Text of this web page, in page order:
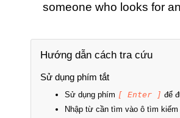
someone who looks for
Hướng dẫn cách tra cứu
Sử dụng phím tắt
Sử dụng phím [ Enter ] để
Nhập từ cần tìm vào ô tìm